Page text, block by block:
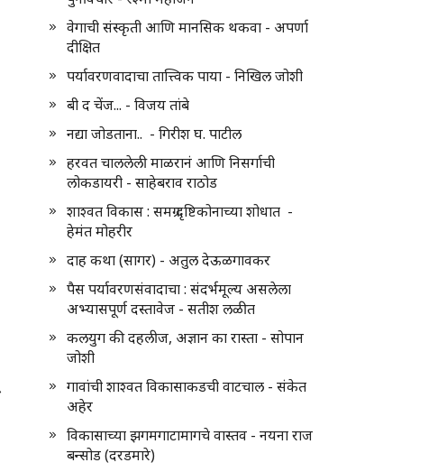
वेगाची संस्कृती आणि मानसिक थकवा - अपर्णा
दीक्षित
पर्यावरणवादाचा तात्त्विक पाया - निखिल जोशी
बी द चेंज... - विजय तांबे
नद्या जोडताना.. - गिरीश घ. पाटील
हरवत चाललेली माळरानं आणि निसर्गाची
लोकडायरी - साहेबराव राठोड
शाश्वत विकास : समग्र दृष्टिकोनाच्या शोधात -
हेमंत मोहरीर
दाह कथा (सागर) - अतुल देऊळगावकर
पैस पर्यावरणसंवादाचा : संदर्भमूल्य असलेला
अभ्यासपूर्ण दस्तावेज - सतीश लळीत
कलयुग की दहलीज, अज्ञान का रास्ता - सोपान
जोशी
गावांची शाश्वत विकासाकडची वाटचाल - संकेत
अहेर
विकासाच्या झगमगाटामागचे वास्तव - नयना राज
बन्सोड (दरडमारे)